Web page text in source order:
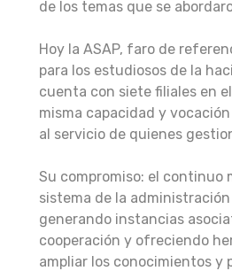
de los temas que se
Hoy la ASAP, faro de
para los estudiosos de la
cuenta con siete filiales en
misma capacidad y
al servicio de quienes
Su compromiso: el continuo
sistema de la
generando instancias
cooperación y ofreciendo
ampliar los conocimientos y